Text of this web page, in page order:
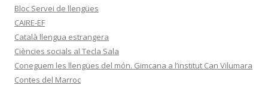
Bloc Servei de llengües
CAIRE-EF
Català llengua estrangera
Ciències socials al Tecla Sala
Coneguem les llengües del món. Gimcana a l’institut Can Vilumara
Contes del Marroc